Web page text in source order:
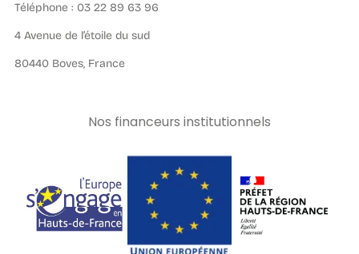
Téléphone : 03 22 89 63 96
4 Avenue de l’étoile du sud
80440 Boves, France
Nos financeurs institutionnels